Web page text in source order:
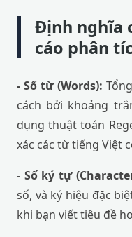
Định nghĩa
cáo phân
- Số từ (Words):
cách bởi khoảng
dụng thuật toán
xác các từ tiếng Việt
- Số ký tự
số, và ký hiệu đặc
khi bạn viết tiêu đề